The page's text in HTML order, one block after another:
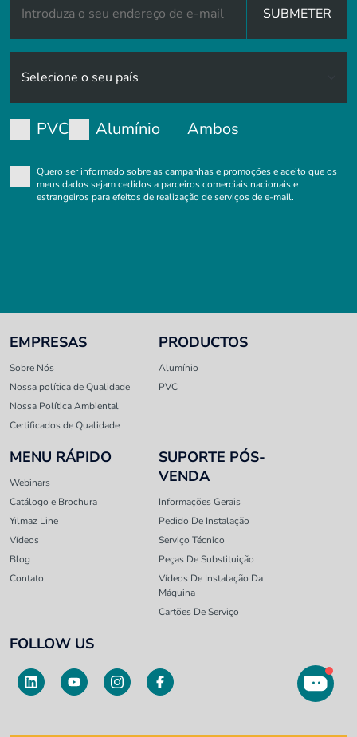
SUBMETER
PVC Alumínio Ambos
Quero ser informado sobre as campanhas e promoções e aceito que os
meus dados sejam cedidos a parceiros comerciais nacionais e
estrangeiros para efeitos de realização de serviços de e-mail.
EMPRESAS
Sobre Nós
Nossa política de Qualidade
Nossa Política Ambiental
Certificados de Qualidade
PRODUCTOS
Alumínio
PVC
MENU RÁPIDO
Webinars
Catálogo e Brochura
Yılmaz Line
Vídeos
Blog
Contato
SUPORTE PÓS-
VENDA
Informações Gerais
Pedido De Instalação
Serviço Técnico
Peças De Substituição
Vídeos De Instalação Da
Máquina
Cartões De Serviço
FOLLOW US